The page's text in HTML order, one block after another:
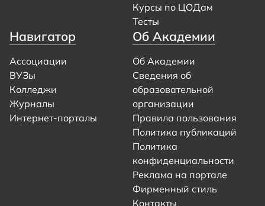
Курсы по ЦОДам
Тесты
Навигатор
Ассоциации
ВУЗы
Колледжи
Журналы
Интернет-порталы
Об Академии
Об Академии
Сведения об
образовательной
организации
Правила пользования
Политика публикаций
Политика
конфиденциальности
Реклама на портале
Фирменный стиль
Контакты